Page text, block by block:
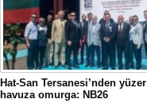
Hat-San Tersanesi’nden yüzer
havuza omurga: NB26